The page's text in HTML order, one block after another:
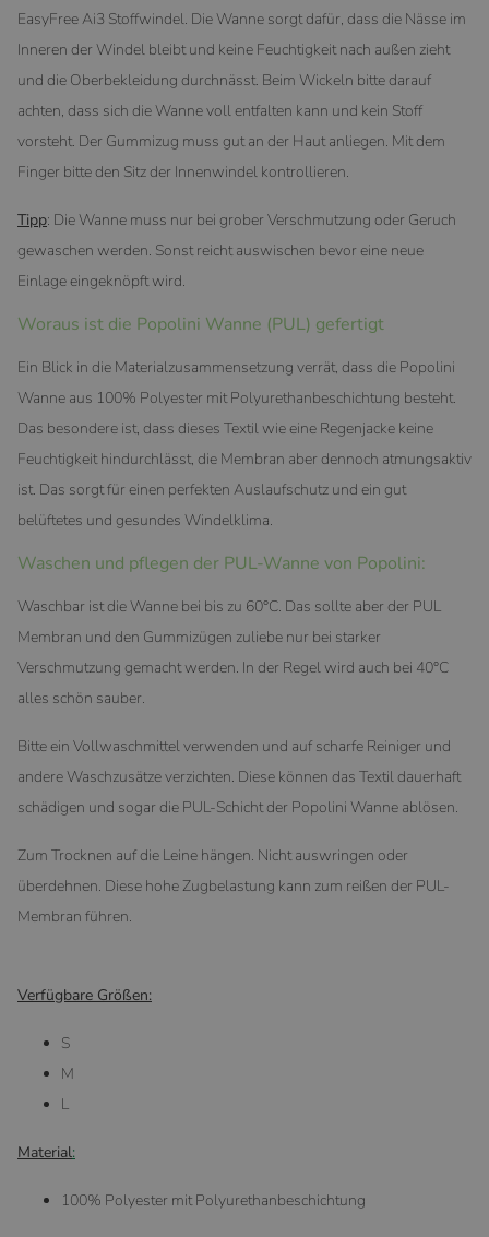
EasyFree Ai3 Stoffwindel. Die Wanne sorgt dafür, dass die Nässe im
Inneren der Windel bleibt und keine Feuchtigkeit nach außen zieht
und die Oberbekleidung durchnässt. Beim Wickeln bitte darauf
achten, dass sich die Wanne voll entfalten kann und kein Stoff
vorsteht. Der Gummizug muss gut an der Haut anliegen. Mit dem
Finger bitte den Sitz der Innenwindel kontrollieren.
Tipp: Die Wanne muss nur bei grober Verschmutzung oder Geruch
gewaschen werden. Sonst reicht auswischen bevor eine neue
Einlage eingeknöpft wird.
Woraus ist die Popolini Wanne (PUL) gefertigt
Ein Blick in die Materialzusammensetzung verrät, dass die Popolini
Wanne aus 100% Polyester mit Polyurethanbeschichtung besteht.
Das besondere ist, dass dieses Textil wie eine Regenjacke keine
Feuchtigkeit hindurchlässt, die Membran aber dennoch atmungsaktiv
ist. Das sorgt für einen perfekten Auslaufschutz und ein gut
belüftetes und gesundes Windelklima.
Waschen und pflegen der PUL-Wanne von Popolini:
Waschbar ist die Wanne bei bis zu 60°C. Das sollte aber der PUL
Membran und den Gummizügen zuliebe nur bei starker
Verschmutzung gemacht werden. In der Regel wird auch bei 40°C
alles schön sauber.
Bitte ein Vollwaschmittel verwenden und auf scharfe Reiniger und
andere Waschzusätze verzichten. Diese können das Textil dauerhaft
schädigen und sogar die PUL-Schicht der Popolini Wanne ablösen.
Zum Trocknen auf die Leine hängen. Nicht auswringen oder
überdehnen. Diese hohe Zugbelastung kann zum reißen der PUL-
Membran führen.
Verfügbare Größen:
S
M
L
Material:
100% Polyester mit Polyurethanbeschichtung